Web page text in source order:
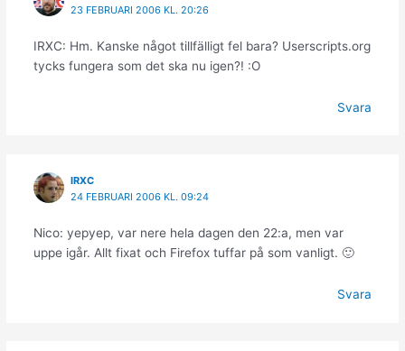
23 FEBRUARI 2006 KL. 20:26
IRXC: Hm. Kanske något tillfälligt fel bara? Userscripts.org
tycks fungera som det ska nu igen?! :O
Svara
IRXC
24 FEBRUARI 2006 KL. 09:24
Nico: yepyep, var nere hela dagen den 22:a, men var
uppe igår. Allt fixat och Firefox tuffar på som vanligt. 🙂
Svara